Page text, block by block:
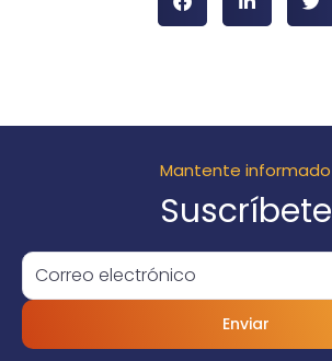
Mantente informado
Suscríbete
Enviar